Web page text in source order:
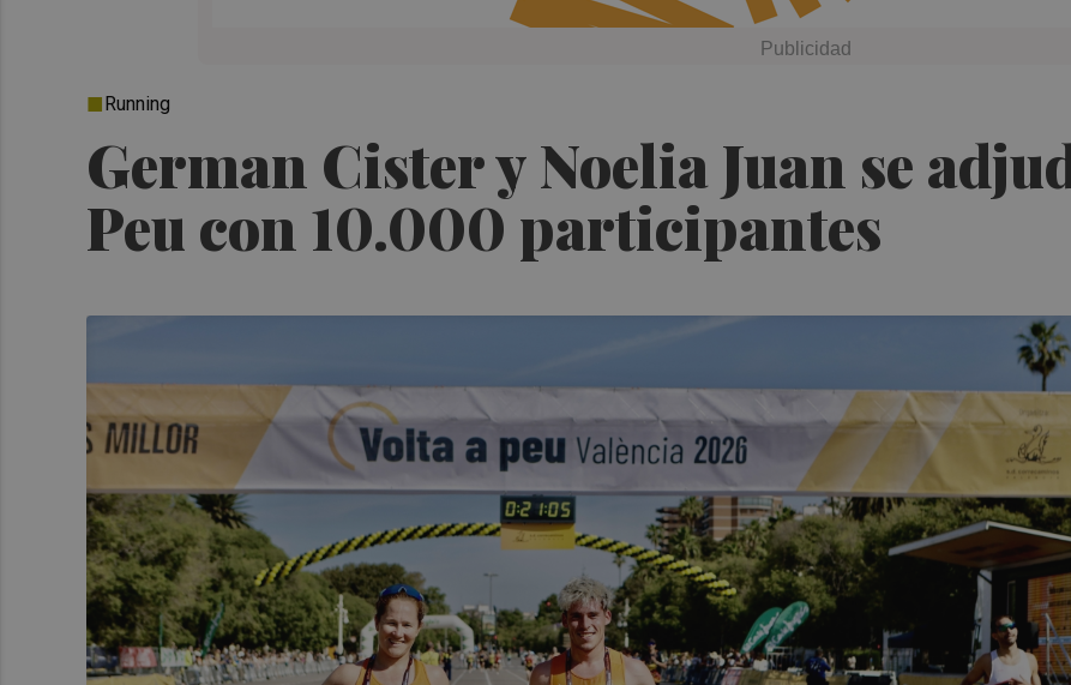
German Cister y Noelia Juan se
Peu con 10.000 participantes
Running